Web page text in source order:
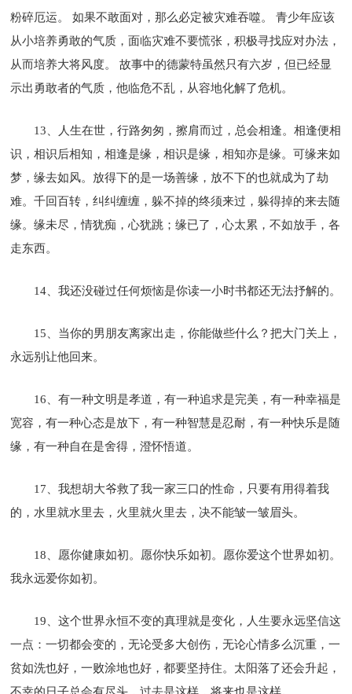
粉碎厄运。 如果不敢面对，那么必定被灾难吞噬。 青少年应该
从小培养勇敢的气质，面临灾难不要慌张，积极寻找应对办法，
从而培养大将风度。 故事中的德蒙特虽然只有六岁，但已经显
示出勇敢者的气质，他临危不乱，从容地化解了危机。
13、人生在世，行路匆匆，擦肩而过，总会相逢。相逢便相
识，相识后相知，相逢是缘，相识是缘，相知亦是缘。可缘来如
梦，缘去如风。放得下的是一场善缘，放不下的也就成为了劫
难。千回百转，纠纠缠缠，躲不掉的终须来过，躲得掉的来去随
缘。缘未尽，情犹痴，心犹跳；缘已了，心太累，不如放手，各
走东西。
14、我还没碰过任何烦恼是你读一小时书都还无法抒解的。
15、当你的男朋友离家出走，你能做些什么？把大门关上，
永远别让他回来。
16、有一种文明是孝道，有一种追求是完美，有一种幸福是
宽容，有一种心态是放下，有一种智慧是忍耐，有一种快乐是随
缘，有一种自在是舍得，澄怀悟道。
17、我想胡大爷救了我一家三口的性命，只要有用得着我
的，水里就水里去，火里就火里去，决不能皱一皱眉头。
18、愿你健康如初。愿你快乐如初。愿你爱这个世界如初。
我永远爱你如初。
19、这个世界永恒不变的真理就是变化，人生要永远坚信这
一点：一切都会变的，无论受多大创伤，无论心情多么沉重，一
贫如洗也好，一败涂地也好，都要坚持住。太阳落了还会升起，
不幸的日子总会有尽头，过去是这样，将来也是这样。